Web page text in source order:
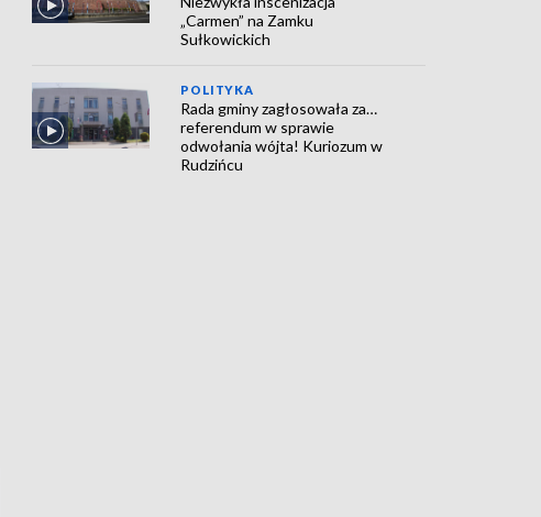
„Carmen” na Zamku
Sułkowickich
POLITYKA
Rada gminy zagłosowała za…
referendum w sprawie
odwołania wójta! Kuriozum w
Rudzińcu